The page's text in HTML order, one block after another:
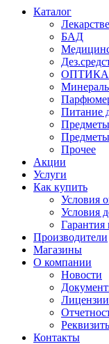
Каталог
БАД
ОПТИКА и
Питание
Прочее
Акции
Услуги
Как купить
Условия
Условия
Гарантия
Производители
Магазины
О компании
Новости
Лицензии
Контакты